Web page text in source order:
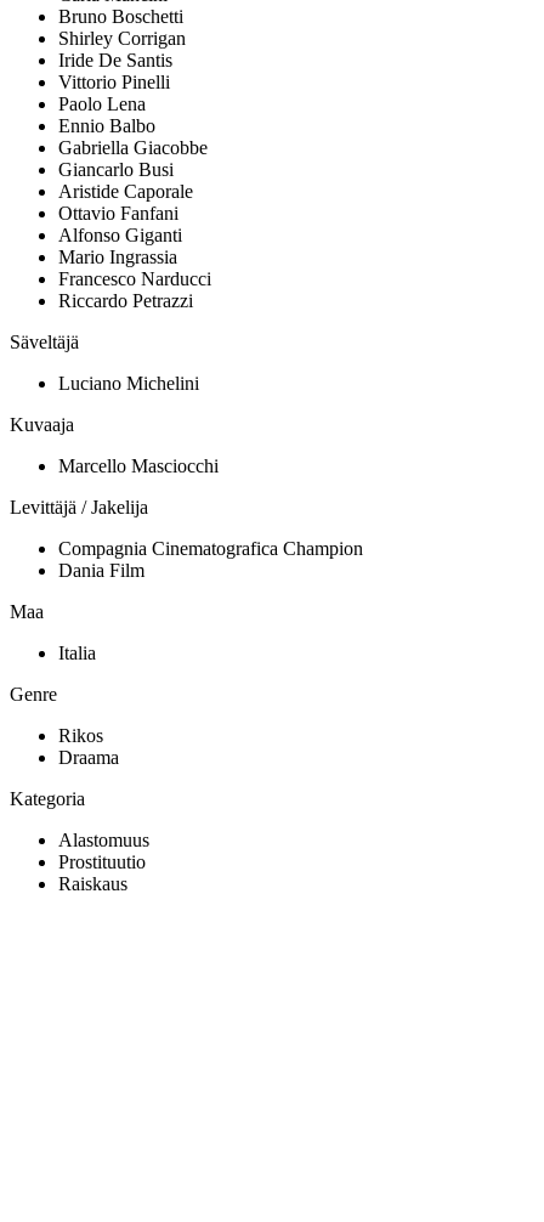
Bruno Boschetti
Shirley Corrigan
Iride De Santis
Vittorio Pinelli
Paolo Lena
Ennio Balbo
Gabriella Giacobbe
Giancarlo Busi
Aristide Caporale
Ottavio Fanfani
Alfonso Giganti
Mario Ingrassia
Francesco Narducci
Riccardo Petrazzi
Säveltäjä
Luciano Michelini
Kuvaaja
Marcello Masciocchi
Levittäjä / Jakelija
Compagnia Cinematografica Champion
Dania Film
Maa
Italia
Genre
Rikos
Draama
Kategoria
Alastomuus
Prostituutio
Raiskaus